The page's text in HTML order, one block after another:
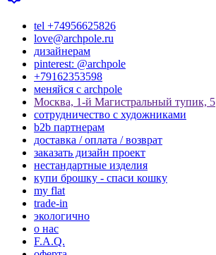
tel +74956625826
love@archpole.ru
дизайнерам
pinterest: @archpole
+79162353598
меняйся с аrchpole
Москва, 1-й Магистральный тупик, 5
cотрудничество с художниками
b2b партнерам
доставка / оплата / возврат
заказать дизайн проект
нестандартные изделия
купи брошку - спаси кошку
my flat
trade-in
экологично
о нас
F.A.Q.